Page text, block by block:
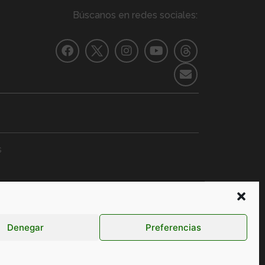
Denegar Preferencias
Búscanos en redes sociales:
Contacto